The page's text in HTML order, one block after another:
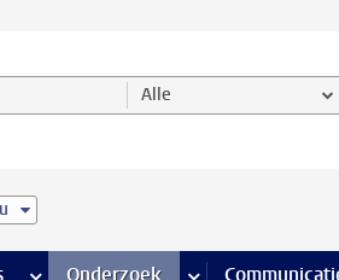
categorie Alle
Onderzoek